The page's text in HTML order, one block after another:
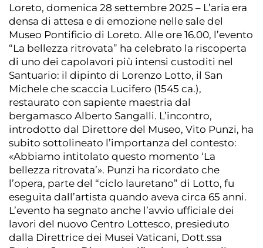
Loreto, domenica 28 settembre 2025 – L’aria era
densa di attesa e di emozione nelle sale del
Museo Pontificio di Loreto. Alle ore 16.00, l’evento
“La bellezza ritrovata” ha celebrato la riscoperta
di uno dei capolavori più intensi custoditi nel
Santuario: il dipinto di Lorenzo Lotto, il San
Michele che scaccia Lucifero (1545 ca.),
restaurato con sapiente maestria dal
bergamasco Alberto Sangalli. L’incontro,
introdotto dal Direttore del Museo, Vito Punzi, ha
subito sottolineato l’importanza del contesto:
«Abbiamo intitolato questo momento ‘La
bellezza ritrovata’». Punzi ha ricordato che
l’opera, parte del “ciclo lauretano” di Lotto, fu
eseguita dall’artista quando aveva circa 65 anni.
L’evento ha segnato anche l’avvio ufficiale dei
lavori del nuovo Centro Lottesco, presieduto
dalla Direttrice dei Musei Vaticani, Dott.ssa